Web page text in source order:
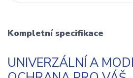
Kompletní specifikace
UNIVERZÁLNÍ A